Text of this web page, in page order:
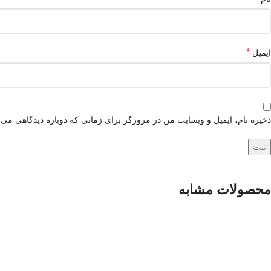
ایمیل *
ذخیره نام، ایمیل و وبسایت من در مرورگر برای زمانی که دوباره دیدگاهی
محصولات مشابه